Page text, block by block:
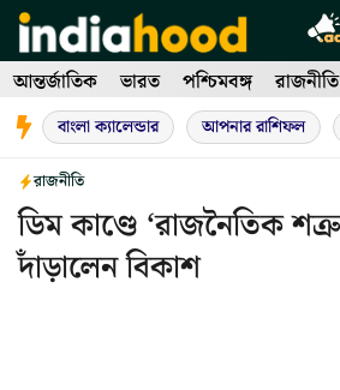
Skip
to
content
আন্তর্জাতিক ভারত পশ্চিমবঙ্গ রাজনীতি
বাংলা ক্যালেন্ডার আপনার রাশিফল
রাজনীতি
ডিম কাণ্ডে ‘রাজনৈতিক
দাঁড়ালেন বিকাশ